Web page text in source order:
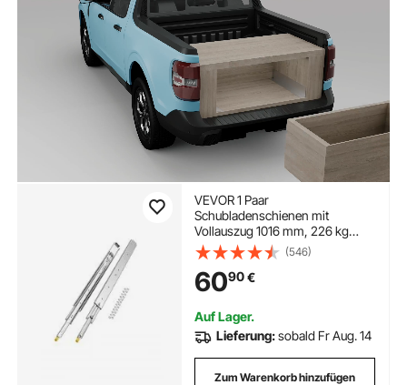
VEVOR 1 Paar
Schubladenschienen mit
Vollauszug 1016 mm, 226 kg
Tragkraft, Schubladenführungen,
Doppelverriegelungsdesign,
seitlich montierte
Teleskopschienen für Regale,
Schränke, Industrieschubladen
(546)
6090€
Auf Lager.
Lieferung:sobald Fr Aug. 14
Zum Warenkorb hinzufügen